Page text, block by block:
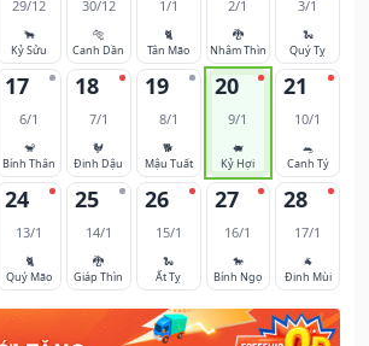
29/12
🐂
Kỷ Sửu
30/12
🐅
Canh Dần
1/1
🐈
Tân Mão
2/1
🐉
Nhâm Thìn
3/1
🐍
Quý Tỵ
17
6/1
🐒
Bính Thân
18
7/1
🐓
Đinh Dậu
19
8/1
🐕
Mậu Tuất
20
9/1
🐖
Kỷ Hợi
21
10/1
🐀
Canh Tý
24
13/1
🐈
Quý Mão
25
14/1
🐉
Giáp Thìn
26
15/1
🐍
Ất Tỵ
27
16/1
🐎
Bính Ngọ
28
17/1
🐐
Đinh Mùi